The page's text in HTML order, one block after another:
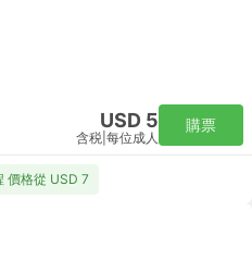
USD 5
含税 每位成人
購票
價格從 USD 7